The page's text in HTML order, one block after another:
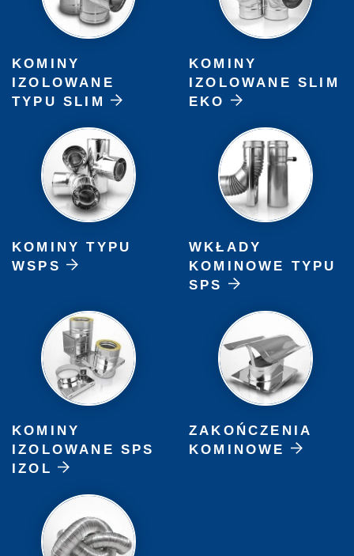
KOMINY
IZOLOWANE
TYPU SLIM
KOMINY
IZOLOWANE SLIM
EKO
KOMINY TYPU
WSPS
WKŁADY
KOMINOWE TYPU
SPS
KOMINY
IZOLOWANE SPS
IZOL
ZAKOŃCZENIA
KOMINOWE